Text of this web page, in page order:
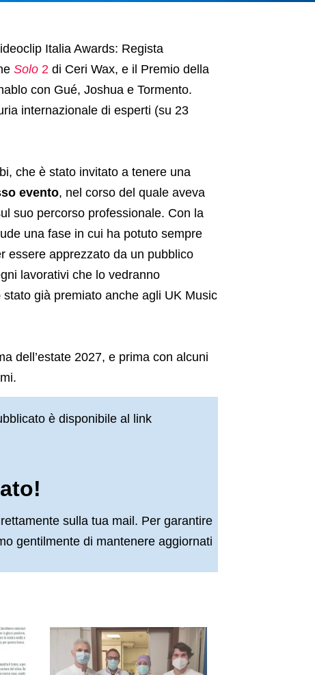
Italia Awards: Regista
Solo 2 di Ceri Wax, e il Premio della
con Gué, Joshua e Tormento.
internazionale di esperti (su 23
che è stato invitato a tenere una
evento, nel corso del quale aveva
suo percorso professionale. Con la
una fase in cui ha potuto sempre
essere apprezzato da un pubblico
lavorativi che lo vedranno
stato già premiato anche agli UK Music
dell’estate 2027, e prima con alcuni
è disponibile al link
sulla tua mail. Per garantire
gentilmente di mantenere aggiornati